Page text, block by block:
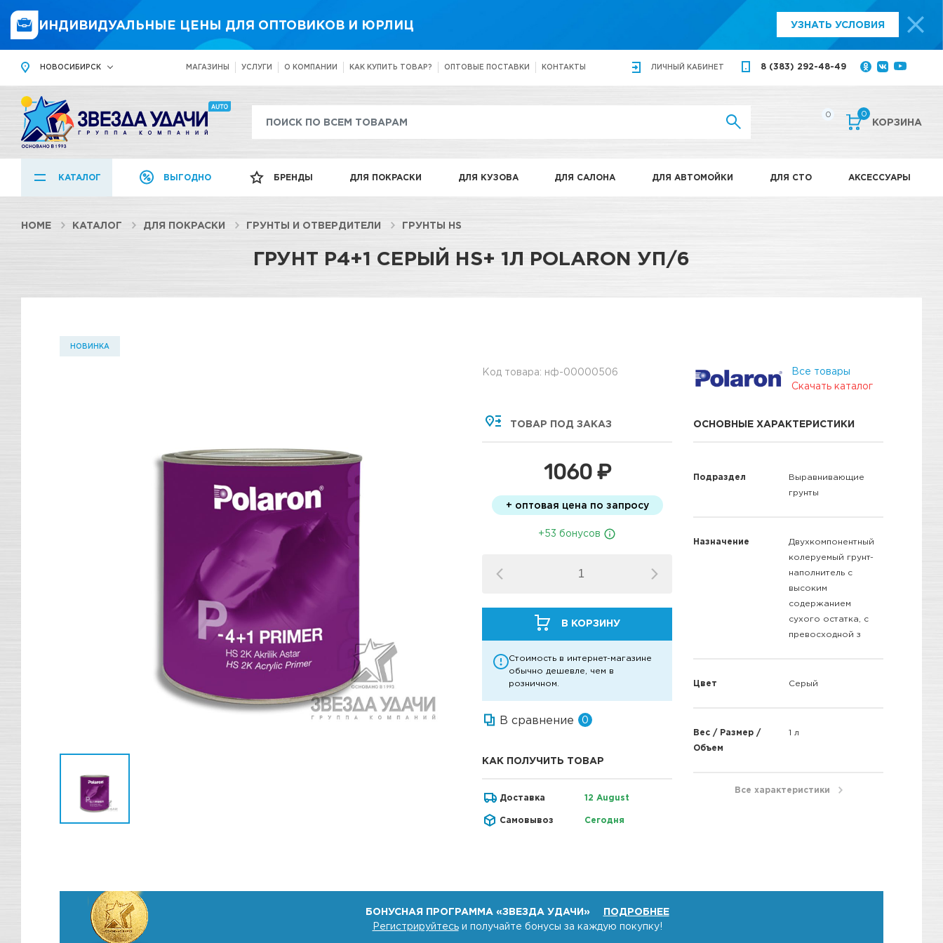
ИНДИВИДУАЛЬНЫЕ ЦЕНЫ ДЛЯ ОПТОВИКОВ И ЮРЛИЦ УЗНАТЬ УСЛОВИЯ
НОВОСИБИРСК МАГАЗИНЫ УСЛУГИ О КОМПАНИИ КАК КУПИТЬ ТОВАР? ОПТОВЫЕ ПОСТАВКИ КОНТАКТЫ ЛИЧНЫЙ КАБИНЕТ 8 (383) 292-48-49
0 0
КОРЗИНА
КАТАЛОГ ВЫГОДНО БРЕНДЫ ДЛЯ ПОКРАСКИ ДЛЯ КУЗОВА ДЛЯ САЛОНА ДЛЯ АВТОМОЙКИ ДЛЯ СТО АКСЕССУАРЫ
HOME КАТАЛОГ ДЛЯ ПОКРАСКИ ГРУНТЫ И ОТВЕРДИТЕЛИ ГРУНТЫ HS
ГРУНТ P4+1 СЕРЫЙ HS+ 1Л POLARON УП/6
НОВИНКА
Код товара: нф-00000506
ТОВАР ПОД ЗАКАЗ
1060 ₽
+ оптовая цена по запросу
+53 бонусов
В КОРЗИНУ
Стоимость в интернет-магазине
обычно дешевле, чем в
розничном.
В сравнение 0
КАК ПОЛУЧИТЬ ТОВАР
Доставка 12 August
Самовывоз Сегодня
Все товары
Скачать каталог
ОСНОВНЫЕ ХАРАКТЕРИСТИКИ
Подраздел
Выравнивающие
грунты
Назначение
Двухкомпонентный
колеруемый грунт-
наполнитель с
высоким
содержанием
сухого остатка, с
превосходной з
Цвет Серый
Вес / Размер /
Объем
1 л
Все характеристики
БОНУСНАЯ ПРОГРАММА «ЗВЕЗДА УДАЧИ»
ПОДРОБНЕЕ
Регистрируйтесьи получайте бонусы за каждую покупку!